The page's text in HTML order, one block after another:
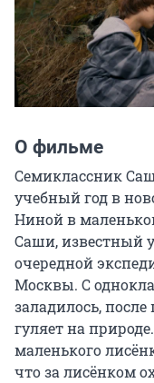
О фильме
Семиклассник
учебный год в
Ниной в
Саши, известный
очередной
Москвы. С
заладилось,
гуляет на
маленького
что за лисёнком